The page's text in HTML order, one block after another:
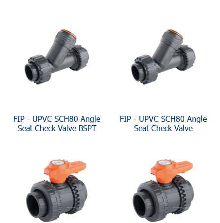
FIP - UPVC SCH80 Angle
Seat Check Valve BSPT
FIP - UPVC SCH80 Angle
Seat Check Valve